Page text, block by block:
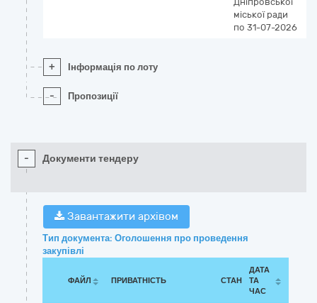
міської ради
по 31-07-2026
+ Інформація по лоту
- Пропозиції
- Документи тендеру
Завантажити архівом
Тип документа: Оголошення про проведення
закупівлі
ФАЙЛ ПРИВАТНІСТЬ СТАН
ДАТА
ТА
ЧАС